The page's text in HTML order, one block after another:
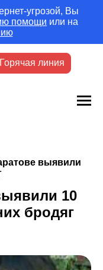
угрозой, Вы
помощи или на
Горячая линия
выявили
10
бродяг